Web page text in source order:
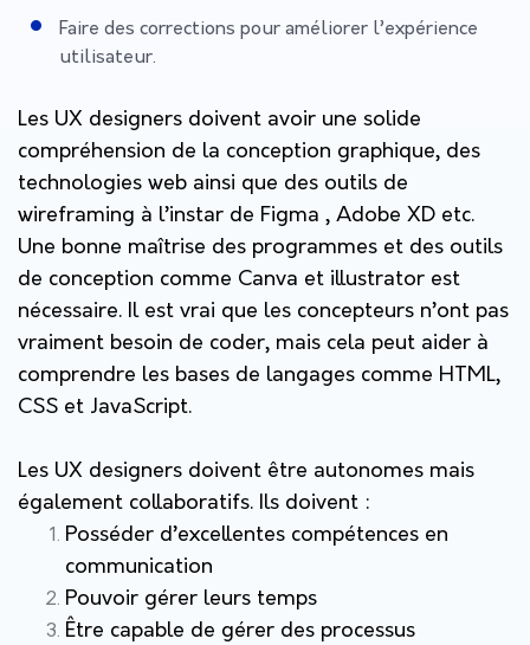
Faire des corrections pour améliorer l’expérience
utilisateur.
Les UX designers doivent avoir une solide
compréhension de la conception graphique, des
technologies web ainsi que des outils de
wireframing à l’instar de Figma , Adobe XD etc.
Une bonne maîtrise des programmes et des outils
de conception comme Canva et illustrator est
nécessaire. Il est vrai que les concepteurs n’ont pas
vraiment besoin de coder, mais cela peut aider à
comprendre les bases de langages comme HTML,
CSS et JavaScript.
Les UX designers doivent être autonomes mais
également collaboratifs. Ils doivent :
Posséder d’excellentes compétences en
communication
Pouvoir gérer leurs temps
Être capable de gérer des processus